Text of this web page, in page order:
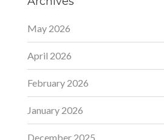
May 2026
April 2026
February 2026
January 2026
December 2025